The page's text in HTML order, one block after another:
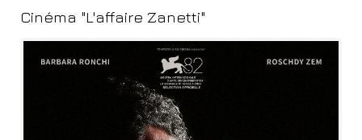
Cinéma "L'affaire Zanetti"